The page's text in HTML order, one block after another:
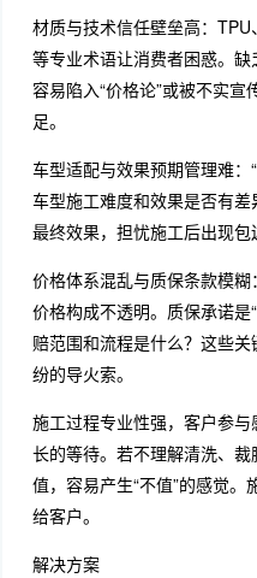
材质与技术信任壁垒高：
等专业术语让消费者困惑。
容易陷入“价格论”或被不实
足。
车型适配与效果预期管理难：
车型施工难度和效果是否有
最终效果，担忧施工后出现包
价格体系混乱与质保条款模糊
价格构成不透明。质保承诺是
赔范围和流程是什么？这些
纷的导火索。
施工过程专业性强，客户参
长的等待。若不理解清洗、
值，容易产生“不值”的感觉
给客户。
解决方案